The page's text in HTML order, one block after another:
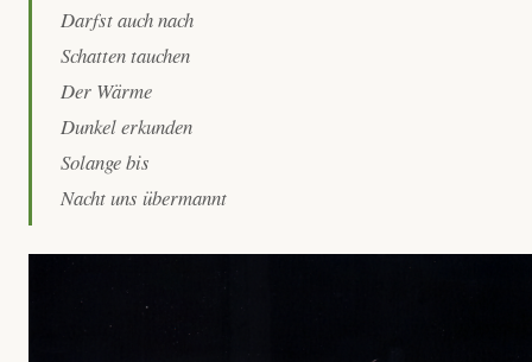
Darfst auch nach
Schatten tauchen
Der Wärme
Dunkel erkunden
Solange bis
Nacht uns übermannt